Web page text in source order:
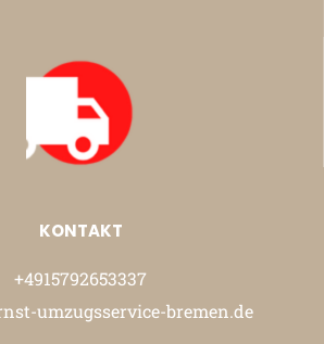
KONTAKT
+4915792653337
umzugsservice-bremen.de